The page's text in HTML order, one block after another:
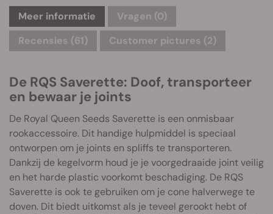
Meer informatie Vragen (0)
Recensies (61)
Customer pictures (2)
De RQS Saverette: Doof, transporteer
en bewaar je joints
De Royal Queen Seeds Saverette is een onmisbaar
rookaccessoire. Dit handige hulpmiddel is speciaal
ontworpen om je joints en spliffs te transporteren.
Dankzij de kegelvorm houd je je voorgedraaide joint veilig
en het harde plastic voorkomt beschadiging. De RQS
Saverette is ook te gebruiken om je cone halverwege te
doven. Dit biedt uitkomst als je teveel gerookt hebt of